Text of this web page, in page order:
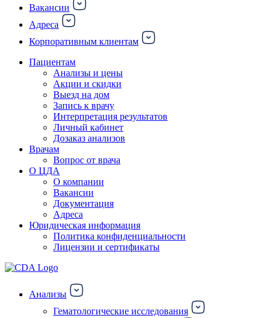
Вакансии
Адреса
Корпоративным клиентам
Пациентам
Анализы и цены
Акции и скидки
Выезд на дом
Запись к врачу
Интерпретация результатов
Личный кабинет
Дозаказ анализов
Врачам
Вопрос от врача
О ЦДА
О компании
Вакансии
Документация
Адреса
Юридическая информация
Политика конфиденциальности
Лицензии и сертификаты
Анализы
Гематологические исследования